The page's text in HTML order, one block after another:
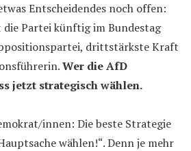
Entscheidendes noch offen:
Partei künftig im Bundestag
drittstärkste Kraft
Wer die AfD
jetzt strategisch wählen.
innen: Die beste Strategie
wählen!“. Denn je mehr